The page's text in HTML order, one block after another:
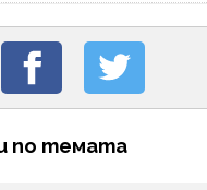
по темата